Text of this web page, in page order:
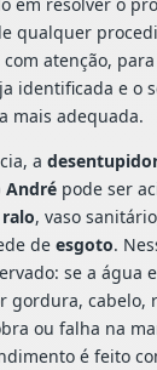
qualquer
atenção,
identificada e o
mais adequada.
a
Andrépode ser
ralo, vaso
de esgoto.
se a água
gordura, cabelo,
ou falha na
é feito